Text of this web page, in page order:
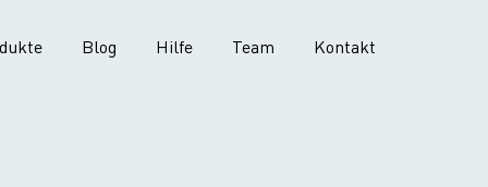
Blog Hilfe Team Kontakt